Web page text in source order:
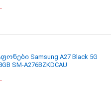
Samsung A27 Black 5G
SM-A276BZKDCAU